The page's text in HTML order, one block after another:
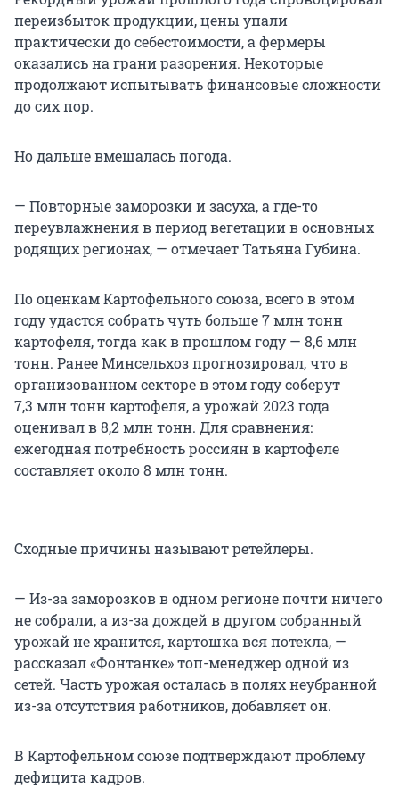
переизбыток продукции, цены упали
практически до себестоимости, а фермеры
оказались на грани разорения. Некоторые
продолжают испытывать финансовые сложности
до сих пор.
Но дальше вмешалась погода.
— Повторные заморозки и засуха, а где-то
переувлажнения в период вегетации в основных
родящих регионах, — отмечает Татьяна Губина.
По оценкам Картофельного союза, всего в этом
году удастся собрать чуть больше 7 млн тонн
картофеля, тогда как в прошлом году — 8,6 млн
тонн. Ранее Минсельхоз прогнозировал, что в
организованном секторе в этом году соберут
7,3 млн тонн картофеля, а урожай 2023 года
оценивал в 8,2 млн тонн. Для сравнения:
ежегодная потребность россиян в картофеле
составляет около 8 млн тонн.
Сходные причины называют ретейлеры.
— Из-за заморозков в одном регионе почти ничего
не собрали, а из-за дождей в другом собранный
урожай не хранится, картошка вся потекла, —
рассказал «Фонтанке» топ-менеджер одной из
сетей. Часть урожая осталась в полях неубранной
из-за отсутствия работников, добавляет он.
В Картофельном союзе подтверждают проблему
дефицита кадров.